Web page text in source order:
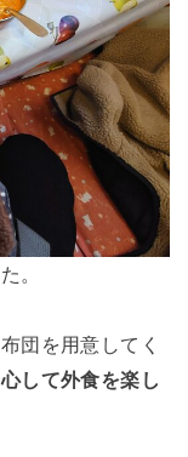
。
団を用意してく
して外食を楽し